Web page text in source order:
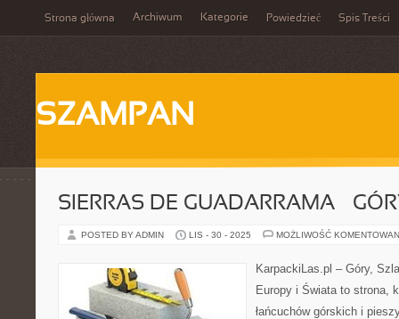
Strona główna Archiwum Kategorie Powiedzieć Spis Treści
SZAMPAN
SIERRAS DE GUADARRAMA –
POSTED BY ADMIN LIS - 30 - 2025 MOŻLIWOŚĆ
KarpackiLas.pl – Góry,
Europy i Świata to strona,
łańcuchów górskich i